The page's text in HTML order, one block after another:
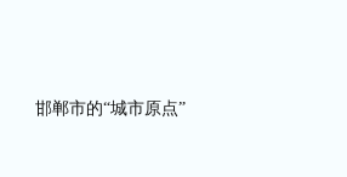
邯郸市的“城市原点”